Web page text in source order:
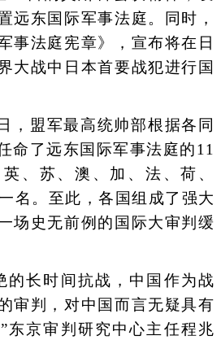
远东国际军事法庭。同时，
事法庭宪章》，宣布将在日
大战中日本首要战犯进行国
盟军最高统帅部根据各同
命了远东国际军事法庭的11
、苏、澳、加、法、荷、
名。至此，各国组成了强大
场史无前例的国际大审判缓
长时间抗战，中国作为战
审判，对中国而言无疑具有
东京审判研究中心主任程兆